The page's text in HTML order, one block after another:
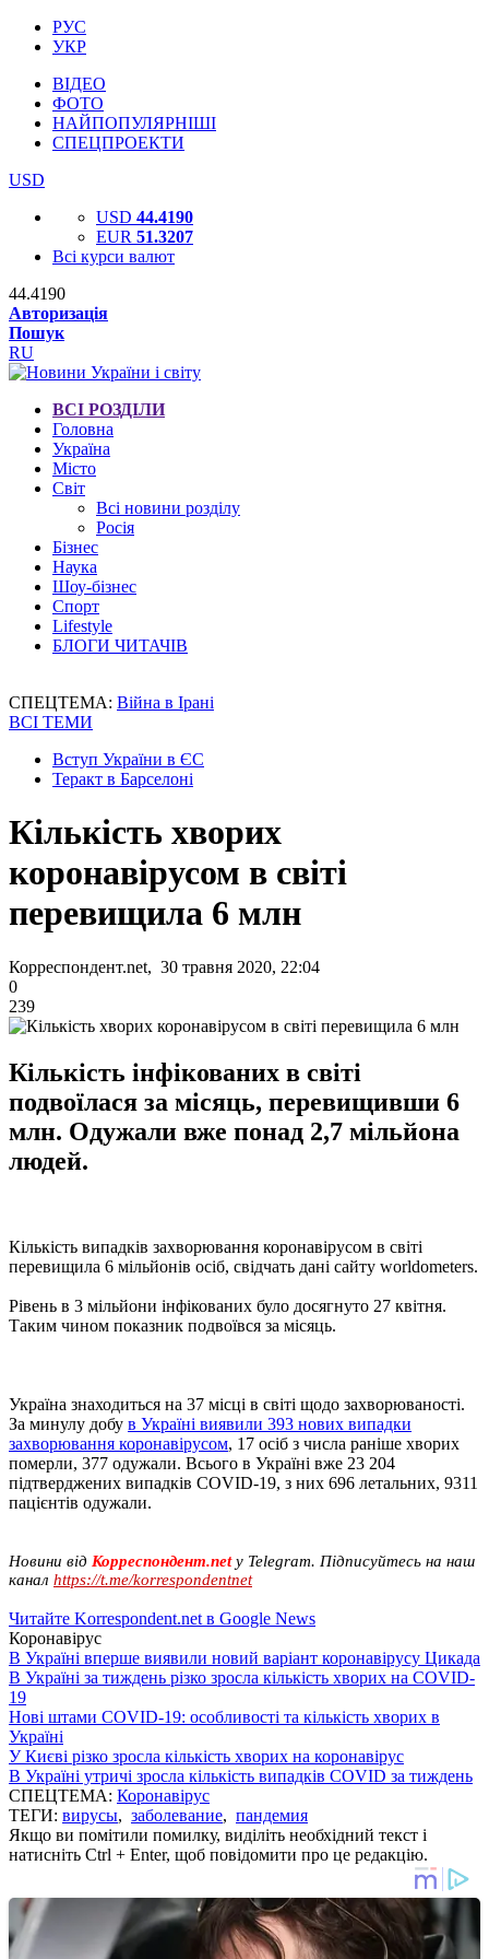
РУС
УКР
ВІДЕО
ФОТО
НАЙПОПУЛЯРНІШІ
СПЕЦПРОЕКТИ
USD
USD 44.4190
EUR 51.3207
Всі курси валют
44.4190
Авторизація
Пошук
RU
ВСІ РОЗДІЛИ
Головна
Україна
Місто
Світ
Всі новини розділу
Росія
Бізнес
Наука
Шоу-бізнес
Спорт
Lifestyle
БЛОГИ ЧИТАЧІВ
СПЕЦТЕМА: Війна в Ірані
ВСІ ТЕМИ
Вступ України в ЄС
Теракт в Барселоні
Кількість хворих
коронавірусом в світі
перевищила 6 млн
Корреспондент.net, 30 травня 2020, 22:04
0
239
Кількість інфікованих в світі
подвоїлася за місяць, перевищивши 6
млн. Одужали вже понад 2,7 мільйона
людей.
Кількість випадків захворювання коронавірусом в світі
перевищила 6 мільйонів осіб, свідчать дані сайту worldometers.
Рівень в 3 мільйони інфікованих було досягнуто 27 квітня.
Таким чином показник подвоївся за місяць.
Україна знаходиться на 37 місці в світі щодо захворюваності.
За минулу добу в Україні виявили 393 нових випадки
захворювання коронавірусом, 17 осіб з числа раніше хворих
померли, 377 одужали. Всього в Україні вже 23 204
підтверджених випадків COVID-19, з них 696 летальних, 9311
пацієнтів одужали.
Новини від Корреспондент.netу Telegram. Підписуйтесь на наш
канал https://t.me/korrespondentnet
Читайте Korrespondent.net в Google News
Коронавірус
В Україні вперше виявили новий варіант коронавірусу Цикада
В Україні за тиждень різко зросла кількість хворих на COVID-
19
Нові штами COVID-19: особливості та кількість хворих в
Україні
У Києві різко зросла кількість хворих на коронавірус
В Україні утричі зросла кількість випадків COVID за тиждень
СПЕЦТЕМА: Коронавірус
ТЕГИ: вирусы, заболевание, пандемия
Якщо ви помітили помилку, виділіть необхідний текст і
натисніть Ctrl + Enter, щоб повідомити про це редакцію.